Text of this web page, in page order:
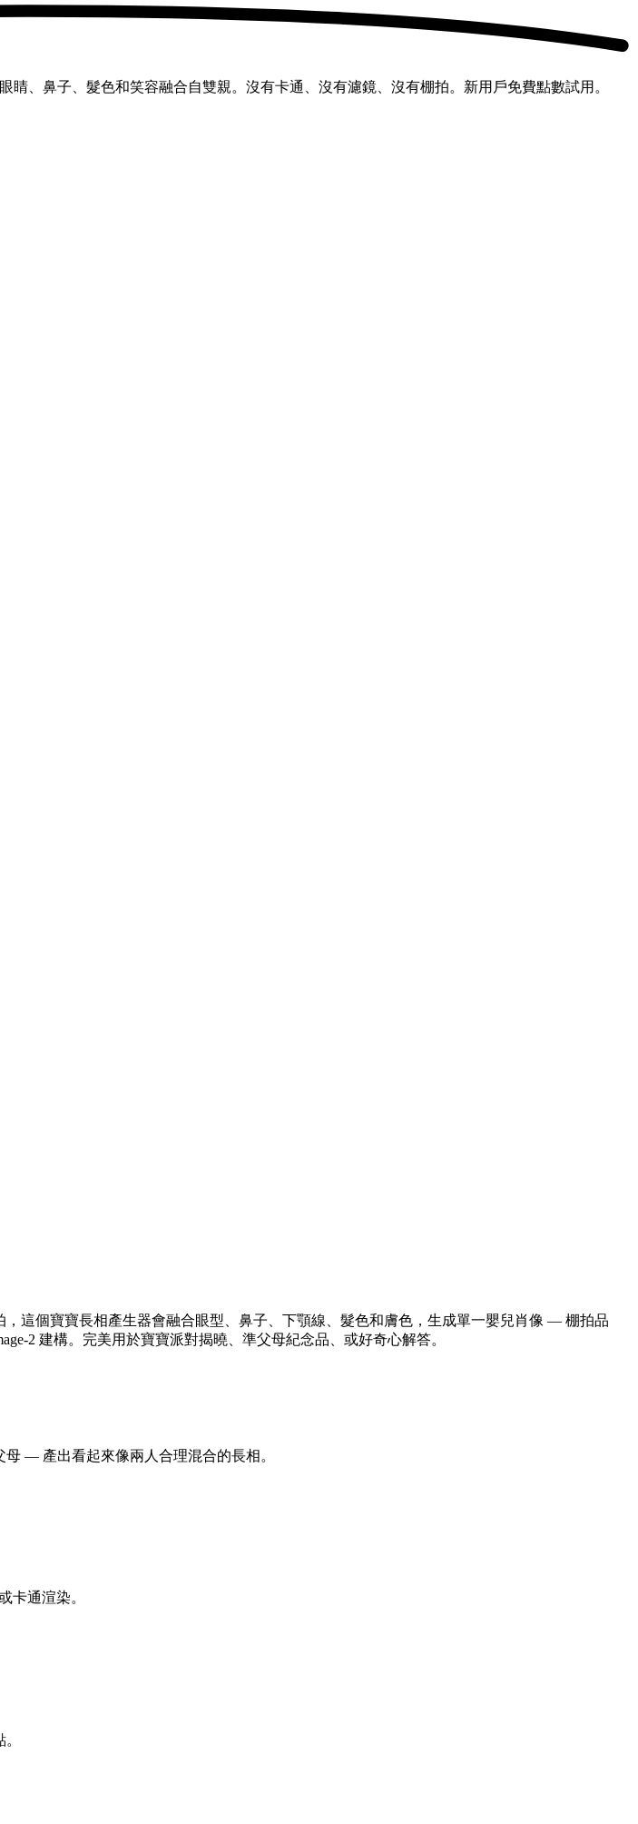
、鼻子、髮色和笑容融合自雙親。沒有卡通、沒有濾鏡、沒有棚拍。新用戶免費點數試用。
這個寶寶長相產生器會融合眼型、鼻子、下顎線、髮色和膚色，生成單一嬰兒肖像 — 棚拍品
2 建構。完美用於寶寶派對揭曉、準父母紀念品、或好奇心解答。
— 產出看起來像兩人合理混合的長相。
卡通渲染。